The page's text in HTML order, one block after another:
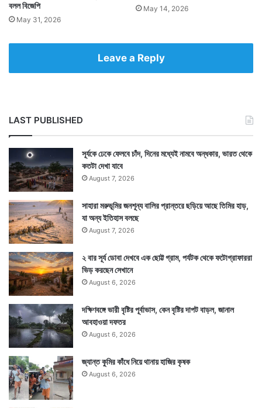
বলল বিজেপি
May 31, 2026
May 14, 2026
Leave a Reply
LAST PUBLISHED
সূর্যকে ঢেকে ফেলবে চাঁদ, দিনের মধ্যেই নামবে অন্ধকার, ভারত থেকে
কতটা দেখা যাবে
August 7, 2026
সাহারা মরুভূমির জনশূন্য বালির প্রান্তরে ছড়িয়ে আছে তিমির হাড়,
যা অন্য ইতিহাস বলছে
August 7, 2026
২ বার সূর্য ডোবা দেখবে এক ছোট্ট গ্রাম, পর্যটক থেকে ফটোগ্রাফাররা
ভিড় করছেন সেখানে
August 6, 2026
দক্ষিণবঙ্গে ভারী বৃষ্টির পূর্বাভাস, কেন বৃষ্টির দাপট বাড়ল, জানাল
আবহাওয়া দফতর
August 6, 2026
জ্যান্ত কুমির কাঁধে নিয়ে থানায় হাজির কৃষক
August 6, 2026